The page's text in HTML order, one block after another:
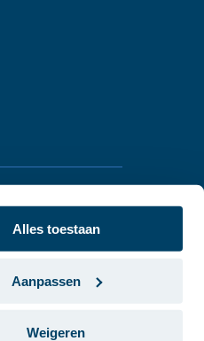
Alles toestaan
Aanpassen
Weigeren